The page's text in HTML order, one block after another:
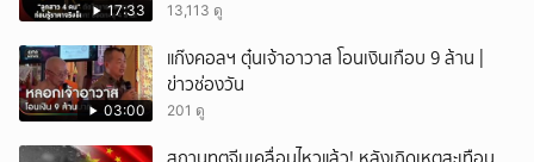
17:33 13,113 ดู
03:00
แก๊งคอลฯ ตุ๋นเจ้าอาวาส โอนเงินเกือบ 9 ล้าน |
ข่าวช่องวัน
201 ดู